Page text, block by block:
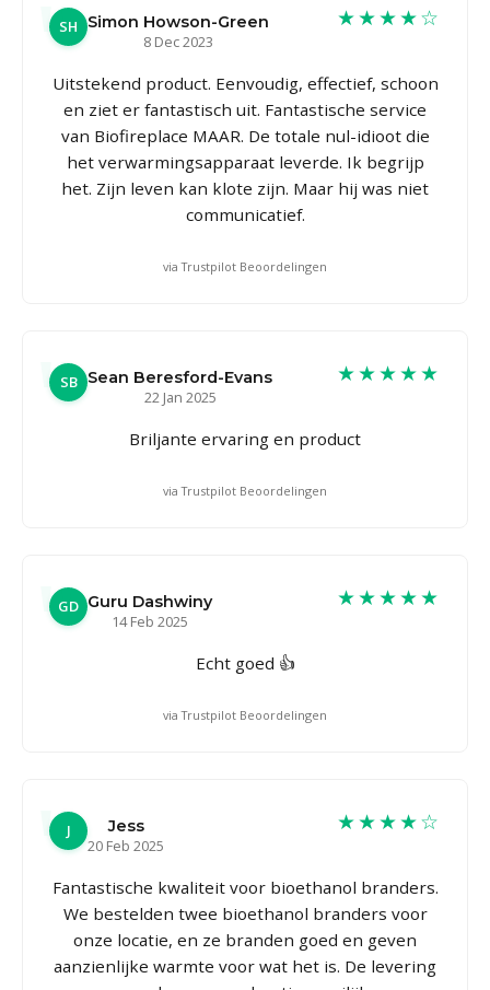
SH Simon Howson-Green
8 Dec 2023
★★★★☆
Uitstekend product. Eenvoudig, effectief, schoon
en ziet er fantastisch uit. Fantastische service
van Biofireplace MAAR. De totale nul-idioot die
het verwarmingsapparaat leverde. Ik begrijp
het. Zijn leven kan klote zijn. Maar hij was niet
communicatief.
via Trustpilot Beoordelingen
SB Sean Beresford-Evans
22 Jan 2025
★★★★★
Briljante ervaring en product
via Trustpilot Beoordelingen
GD Guru Dashwiny
14 Feb 2025
★★★★★
Echt goed 👍
via Trustpilot Beoordelingen
J
Jess
20 Feb 2025
★★★★☆
Fantastische kwaliteit voor bioethanol branders.
We bestelden twee bioethanol branders voor
onze locatie, en ze branden goed en geven
aanzienlijke warmte voor wat het is. De levering